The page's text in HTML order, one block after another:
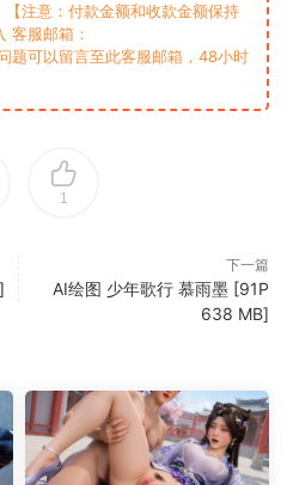
注意：付款金额和收款金额保持
客服邮箱：
题可以留言至此客服邮箱，48小时
1
下一篇
‎‎AI绘图 少年歌行 慕雨墨 [91P
638 MB]